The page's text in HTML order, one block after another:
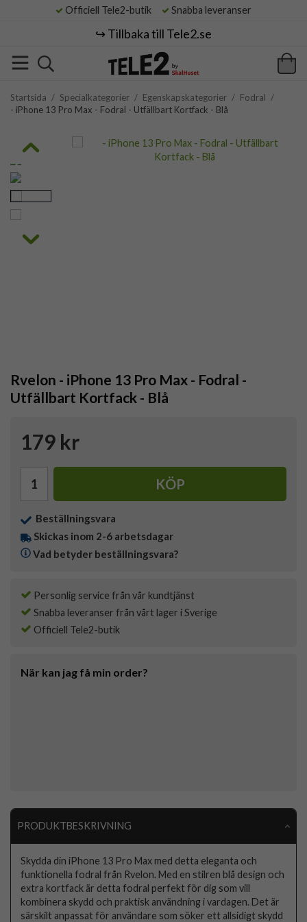
Officiell Tele2-butik Snabba leveranser
↪️ Tillbaka till Tele2.se
Startsida / Specialkategorier / Egenskapskategorier / Fodral /
- iPhone 13 Pro Max - Fodral - Utfällbart Kortfack - Blå
Rvelon - iPhone 13 Pro Max - Fodral -
Utfällbart Kortfack - Blå
179 kr
KÖP
Beställningsvara
Skickas inom 2-6 arbetsdagar
Vad betyder beställningsvara?
Personlig service från vår kundtjänst
Snabba leveranser från vårt lager i Sverige
Officiell Tele2-butik
När kan jag få min order?
PRODUKTBESKRIVNING
Skydda din iPhone 13 Pro Max med detta eleganta och
funktionella fodral från Rvelon. Med en stilren blå design och
extra kortfack är detta fodral perfekt för dig som vill
kombinera skydd och praktisk användning i vardagen. Det är
särskilt anpassat för användare som söker ett allsidigt skydd